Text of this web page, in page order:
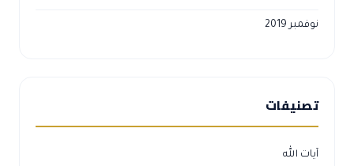
نوفمبر 2019
تصنيفات
آيات الله